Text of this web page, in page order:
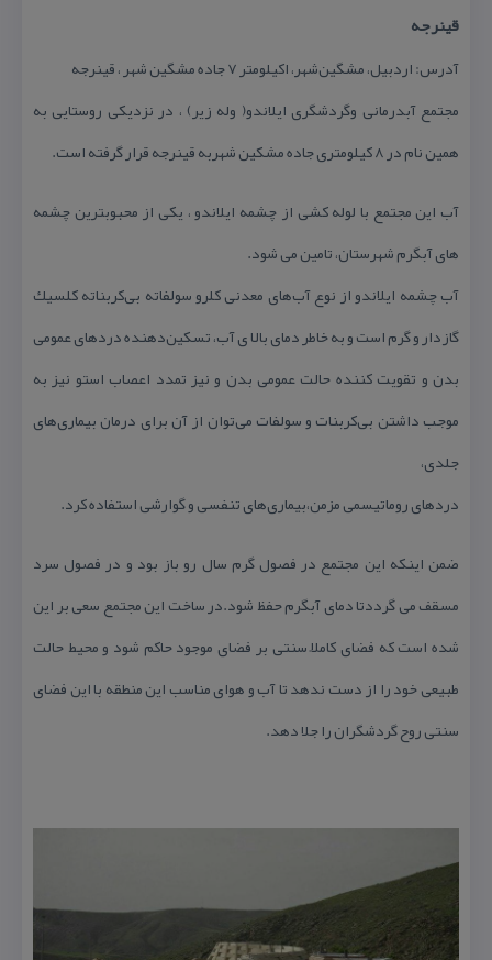
قینرجه
آدرس: اردبیل، مشگین‌شهر، اكیلومتر ۷ جاده مشگین شهر ، قینرجه
مجتمع آبدرمانی وگردشگری ایلاندو( وله زیر) ، در نزدیكی روستایی به
همین نام در ۸ كیلومتری جاده مشكین شهربه قینرجه قرار گرفته است.
آب این مجتمع با لوله كشی از چشمه ایلاندو ، یكی از محبوبترین چشمه
های آبگرم شهرستان، تامین می شود.
آب چشمه ایلاندو از نوع آب‌های معدنی كلرو سولفاته بی‌كربناته كلسیك
گازدار و گرم است و به خاطر دمای بالا ی آب، تسكین‌دهنده دردهای عمومی
بدن و تقویت كننده حالت عمومی بدن و نیز تمدد اعصاب استو نیز به
موجب داشتن بی‌كربنات و سولفات می‌توان از آن برای درمان بیماری‌های
جلدی،
دردهای روماتیسمی مزمن،بیماری‌های تنفسی و گوارشی استفاده كرد.
ضمن اینكه این مجتمع در فصول گرم سال رو باز بود و در فصول سرد
مسقف می گرددتا دمای آبگرم حفظ شود.در ساخت این مجتمع سعی بر این
شده است كه فضای كاملاً سنتی بر فضای موجود حاكم شود و محیط حالت
طبیعی خود را از دست ندهد تا آب و هوای مناسب این منطقه با این فضای
سنتی روح گردشگران را جلا دهد.